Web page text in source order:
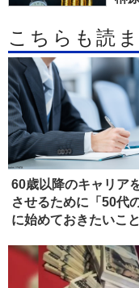
こちらも読
60歳以降のキャリア
させるために「50代
に始めておきたいこと